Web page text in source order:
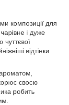
композиції для
і дуже
чуттєвої
відтінки
своєю
робить